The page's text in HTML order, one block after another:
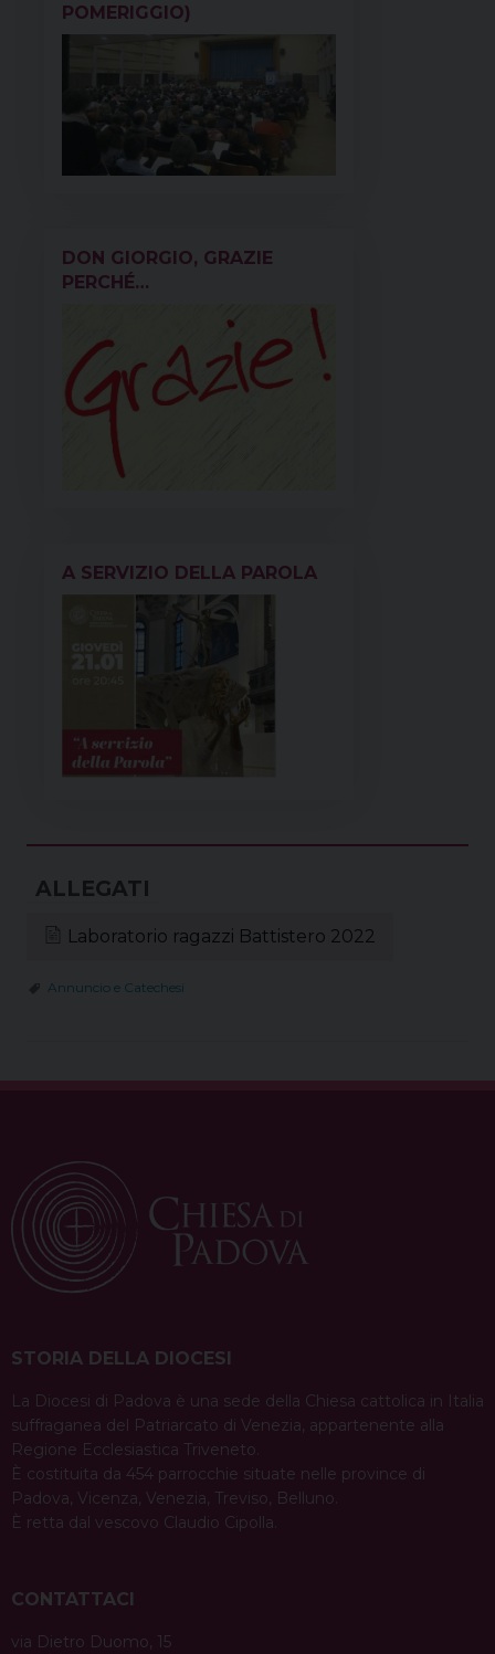
POMERIGGIO)
DON GIORGIO, GRAZIE
PERCHÉ…
A SERVIZIO DELLA PAROLA
Laboratorio ragazzi Battistero 2022
Annuncio e Catechesi
STORIA DELLA DIOCESI
La Diocesi di Padova è una sede della Chiesa cattolica in Italia
suffraganea del Patriarcato di Venezia, appartenente alla
Regione Ecclesiastica Triveneto.
È costituita da 454 parrocchie situate nelle province di
Padova, Vicenza, Venezia, Treviso, Belluno.
È retta dal vescovo Claudio Cipolla.
CONTATTACI
via Dietro Duomo, 15